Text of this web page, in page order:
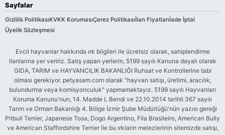
Sayfalar
Gizlilik PolitikasıKVKK KorumasıÇerez Politikasıİlan Fiyatlarıİade İptal
Üyelik Sözleşmesi
Evcil hayvanlar hakkında ırk bilgileri ile ücretsiz olarak, sahiplendirme
ilanlarına yer veririz. Satış yapan yerlerin, 5199 sayılı Kanuna dayalı olarak
GIDA, TARIM ve HAYVANCILIK BAKANLIĞI Ruhsat ve Kontrollerine tabi
olması gerekiyor. petyasam.com olarak "hayvan satışı, üretimi, aracılık,
bulundurma veya komisyonculuk" yapmamaktayız. 5199 sayılı Hayvanları
Koruma Kanunu'nun, 14. Madde L Bendi ve 22.10.2014 tarihli 367 sayılı
Tarım ve Orman Bakanlığı 4. Bölge İzmir Şube Müdürlüğü'nün yazısı gereği
Pitbull Terrier, Japanese Tosa, Dogo Argentino, Fila Brasileiro, American Bully
ve American Staffordshire Terrier ile bu ırkların melezlerinin sitemizde satışı,